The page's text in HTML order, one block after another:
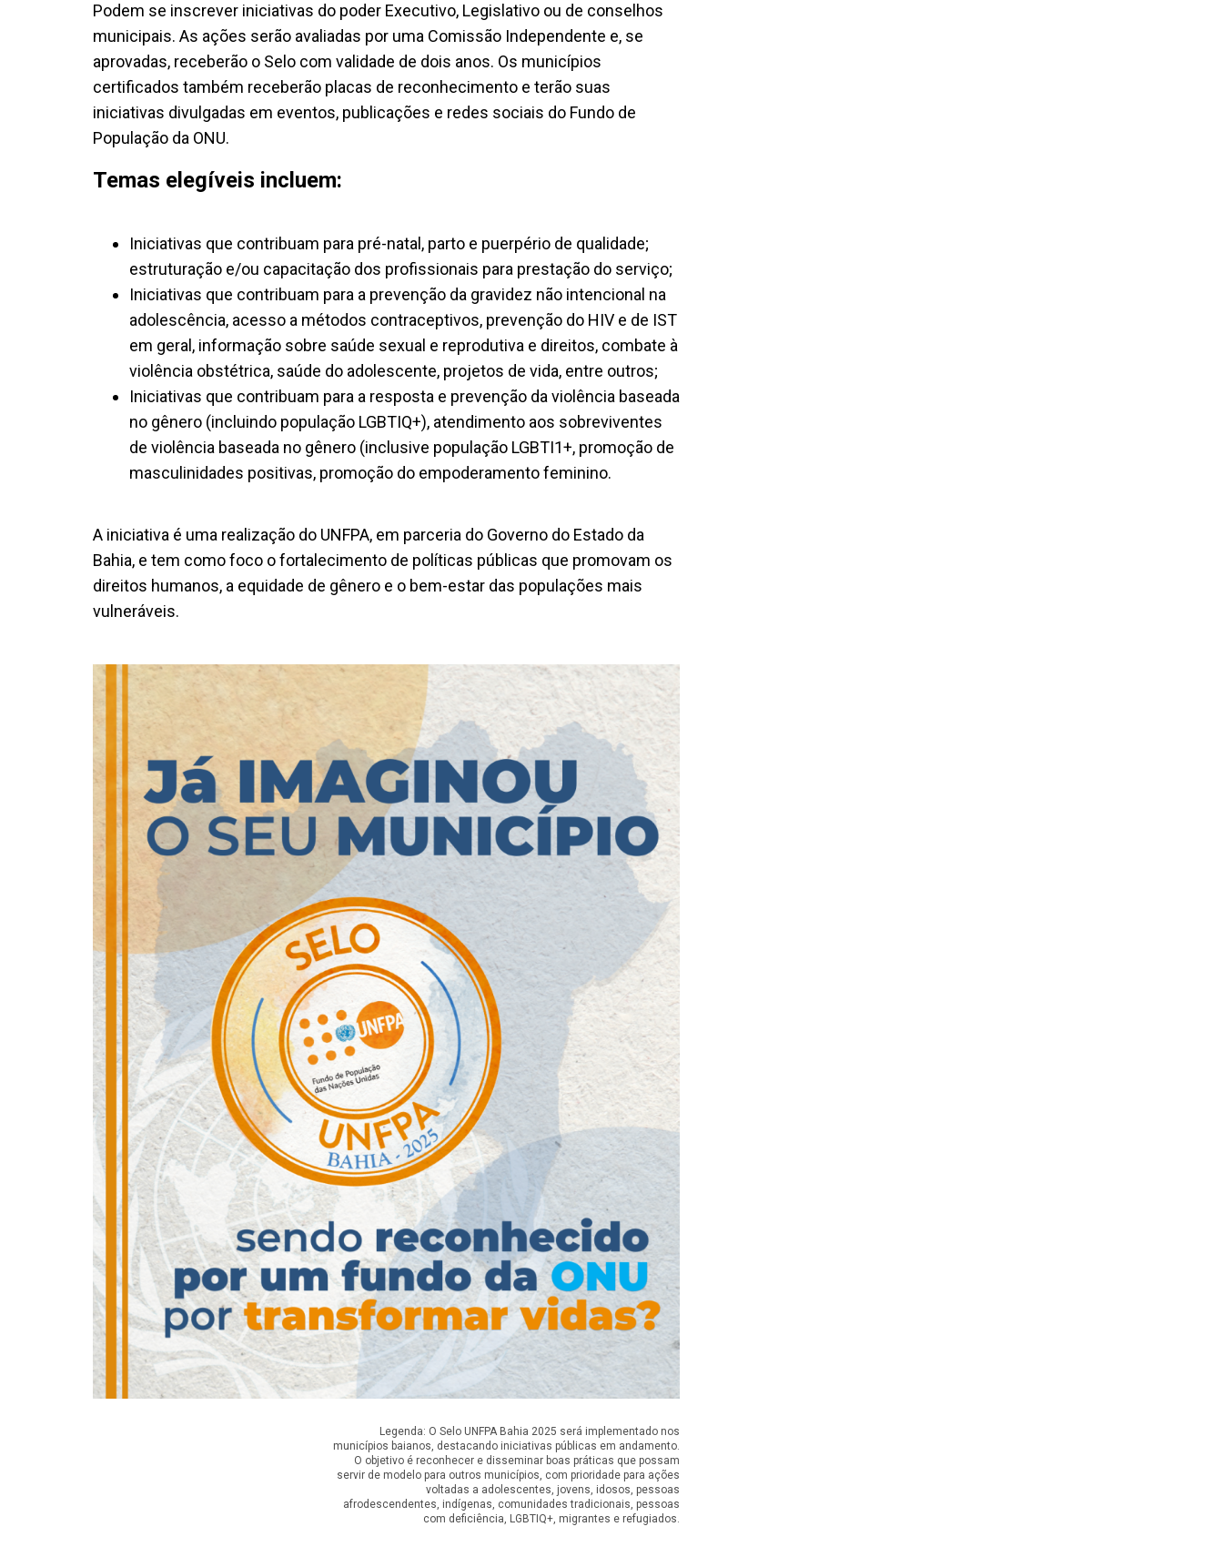
Podem se inscrever iniciativas do poder Executivo, Legislativo ou de conselhos
municipais. As ações serão avaliadas por uma Comissão Independente e, se
aprovadas, receberão o Selo com validade de dois anos. Os municípios
certificados também receberão placas de reconhecimento e terão suas
iniciativas divulgadas em eventos, publicações e redes sociais do Fundo de
População da ONU.
Temas elegíveis incluem:
Iniciativas que contribuam para pré-natal, parto e puerpério de qualidade;
estruturação e/ou capacitação dos profissionais para prestação do serviço;
Iniciativas que contribuam para a prevenção da gravidez não intencional na
adolescência, acesso a métodos contraceptivos, prevenção do HIV e de IST
em geral, informação sobre saúde sexual e reprodutiva e direitos, combate à
violência obstétrica, saúde do adolescente, projetos de vida, entre outros;
Iniciativas que contribuam para a resposta e prevenção da violência baseada
no gênero (incluindo população LGBTIQ+), atendimento aos sobreviventes
de violência baseada no gênero (inclusive população LGBTI1+, promoção de
masculinidades positivas, promoção do empoderamento feminino.
A iniciativa é uma realização do UNFPA, em parceria do Governo do Estado da
Bahia, e tem como foco o fortalecimento de políticas públicas que promovam os
direitos humanos, a equidade de gênero e o bem-estar das populações mais
vulneráveis.
Legenda: O Selo UNFPA Bahia 2025 será implementado nos
municípios baianos, destacando iniciativas públicas em andamento.
O objetivo é reconhecer e disseminar boas práticas que possam
servir de modelo para outros municípios, com prioridade para ações
voltadas a adolescentes, jovens, idosos, pessoas
afrodescendentes, indígenas, comunidades tradicionais, pessoas
com deficiência, LGBTIQ+, migrantes e refugiados.